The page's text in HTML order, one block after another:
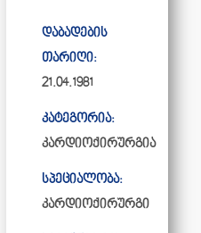
დაბადების
თარიღი:
21.04.1981
კატეგორია:
კარდიოქირურგია
სპეციალობა:
კარდიოქირურგი